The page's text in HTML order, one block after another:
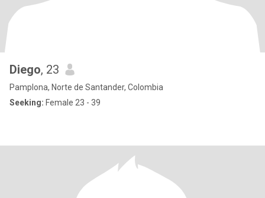
Diego, 23
Pamplona, Norte de Santander, Colombia
Seeking: Female 23 - 39